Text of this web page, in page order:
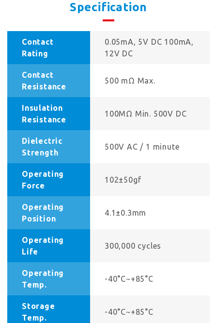
Specification
Contact
Rating
0.05mA, 5V DC 100mA,
12V DC
Contact
Resistance
500 mΩ Max.
Insulation
Resistance
100MΩ Min. 500V DC
Dielectric
Strength
500V AC / 1 minute
Operating
Force
102±50gf
Operating
Position
4.1±0.3mm
Operating
Life
300,000 cycles
Operating
Temp.
-40°C~+85°C
Storage
Temp.
-40°C~+85°C